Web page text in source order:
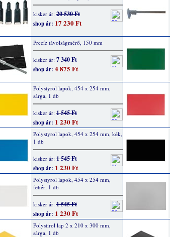
kisker ár:20 530 Ft
shop ár: 17 230 Ft
Precíz távolságmérő, 150 mm
kisker ár:7 340 Ft
shop ár: 4 875 Ft
Polystyrol lapok, 454 x 254 mm,
sárga, 1 db
kisker ár:1 545 Ft
shop ár: 1 230 Ft
Polystyrol lapok, 454 x 254 mm, kék,
1 db
kisker ár:1 545 Ft
shop ár: 1 230 Ft
Polystyrol lapok, 454 x 254 mm,
fehér, 1 db
kisker ár:1 545 Ft
shop ár: 1 230 Ft
Polystirol lap 2 x 210 x 300 mm,
sárga, 1 db